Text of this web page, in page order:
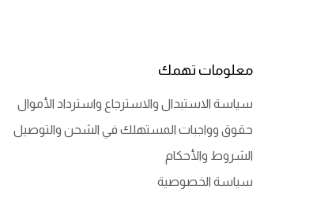
معلومات تهمك
سياسة الاستبدال والاسترجاع واسترداد الأموال
حقوق وواجبات المستهلك في الشحن والتوصيل
الشروط والأحكام
سياسة الخصوصية